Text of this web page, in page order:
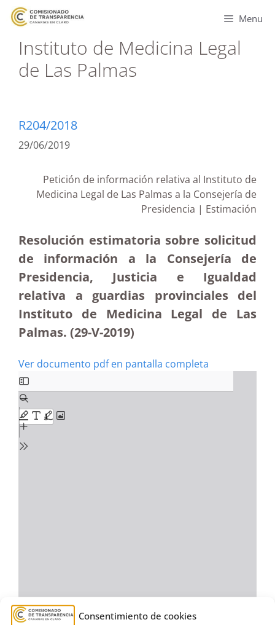
Consentimiento de cookies
Menu
Instituto de Medicina Legal
de Las Palmas
R204/2018
29/06/2019
Petición de información relativa al Instituto de
Medicina Legal de Las Palmas a la Consejería de
Presidencia | Estimación
Resolución estimatoria sobre solicitud
de información a la Consejería de
Presidencia, Justicia e Igualdad
relativa a guardias provinciales del
Instituto de Medicina Legal de Las
Palmas. (29-V-2019)
Ver documento pdf en pantalla completa